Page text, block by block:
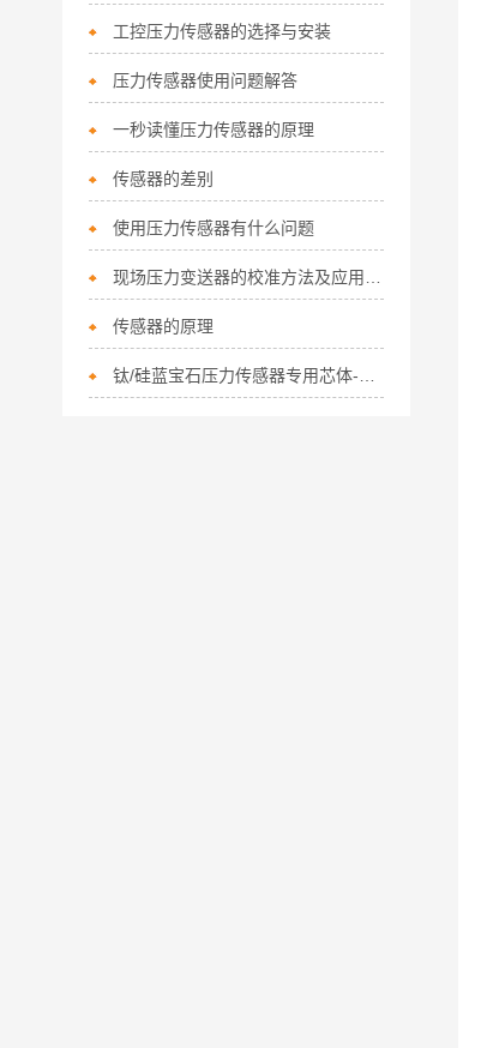
工控压力传感器的选择与安装
压力传感器使用问题解答
一秒读懂压力传感器的原理
传感器的差别
使用压力传感器有什么问题
传感器的原理